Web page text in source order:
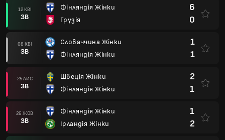
12 КВІ
ЗВ
Фінляндія Жінки
Грузія
6
0
08 КВІ
ЗВ
Словаччина Жінки
Фінляндія Жінки
1
1
25 ЛИС
ЗВ
Швеція Жінки
Фінляндія Жінки
2
1
26 ЖОВ
ЗВ
Фінляндія Жінки
Ірландія Жінки
1
2